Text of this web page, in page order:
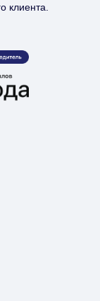
клиента.